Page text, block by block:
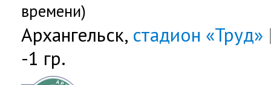
времени)
Архангельск, стадион «Труд»
-1 гр.